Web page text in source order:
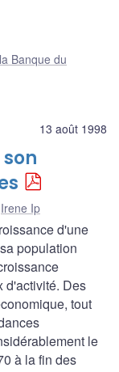
Banque du
13 août 1998
Irene Ip
d'une
population
d'activité. Des
tout
le
à la fin des